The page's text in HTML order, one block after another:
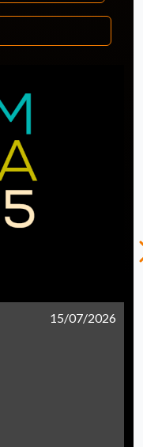
15/07/2026